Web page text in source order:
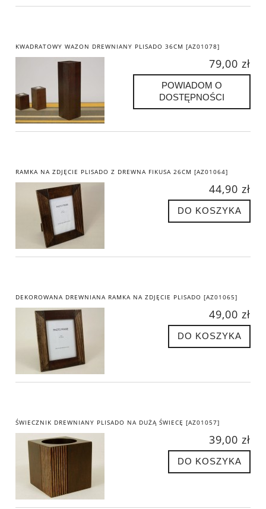
KWADRATOWY WAZON DREWNIANY PLISADO 36CM [AZ01078]
79,00 zł
POWIADOM O
DOSTĘPNOŚCI
RAMKA NA ZDJĘCIE PLISADO Z DREWNA FIKUSA 26CM [AZ01064]
44,90 zł
DO KOSZYKA
DEKOROWANA DREWNIANA RAMKA NA ZDJĘCIE PLISADO [AZ01065]
49,00 zł
DO KOSZYKA
ŚWIECZNIK DREWNIANY PLISADO NA DUŻĄ ŚWIECĘ [AZ01057]
39,00 zł
DO KOSZYKA